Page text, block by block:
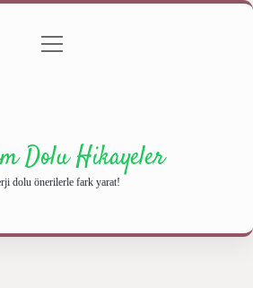
Gizlilik Politikası
menüyü
Dolu Hikayeler
dolu önerilerle fark yarat!